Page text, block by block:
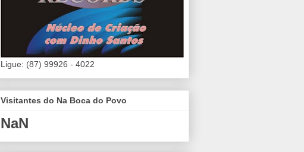
Ligue: (87) 99926 - 4022
Visitantes do Na Boca do Povo
NaN